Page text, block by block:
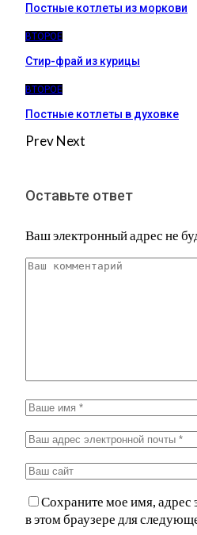
Постные котлеты из моркови
ВТОРОЕ
Стир-фрай из курицы
ВТОРОЕ
Постные котлеты в духовке
PrevNext
Оставьте ответ
Ваш электронный адрес не
Сохраните мое имя, адрес
в этом браузере для